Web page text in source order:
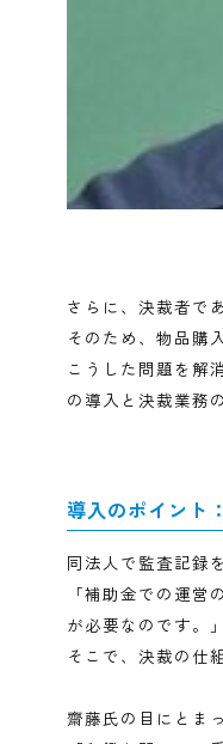
さらに、決裁者
こうした問題